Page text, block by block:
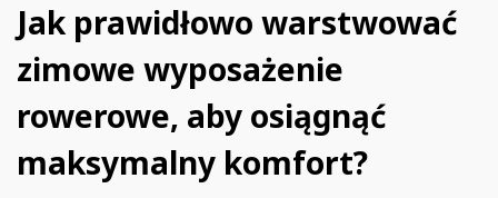
Jak prawidłowo warstwować
zimowe wyposażenie
rowerowe, aby osiągnąć
maksymalny komfort?